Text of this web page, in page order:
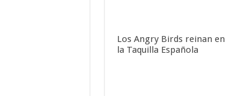
Los Angry Birds reinan en
la Taquilla Española